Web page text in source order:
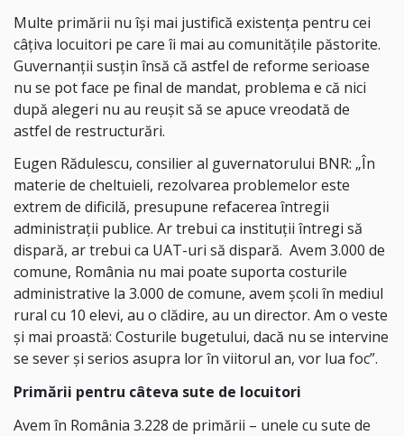
Multe primării nu își mai justifică existența pentru cei
câțiva locuitori pe care îi mai au comunitățile păstorite.
Guvernanții susțin însă că astfel de reforme serioase
nu se pot face pe final de mandat, problema e că nici
după alegeri nu au reușit să se apuce vreodată de
astfel de restructurări.
Eugen Rădulescu, consilier al guvernatorului BNR: „În
materie de cheltuieli, rezolvarea problemelor este
extrem de dificilă, presupune refacerea întregii
administrații publice. Ar trebui ca instituții întregi să
dispară, ar trebui ca UAT-uri să dispară. Avem 3.000 de
comune, România nu mai poate suporta costurile
administrative la 3.000 de comune, avem școli în mediul
rural cu 10 elevi, au o clădire, au un director. Am o veste
și mai proastă: Costurile bugetului, dacă nu se intervine
se sever și serios asupra lor în viitorul an, vor lua foc”.
Primării pentru câteva sute de locuitori
Avem în România 3.228 de primării – unele cu sute de